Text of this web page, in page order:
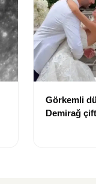
Görkemli
Demirağ